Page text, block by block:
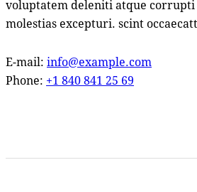
voluptatem deleniti atque corrupti
molestias excepturi. scint
E-mail: info@example.com
Phone: +1 840 841 25 69